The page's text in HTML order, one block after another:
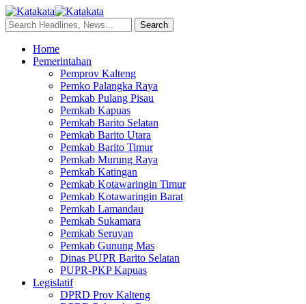
Home
Pemerintahan
Pemprov Kalteng
Pemko Palangka Raya
Pemkab Pulang Pisau
Pemkab Kapuas
Pemkab Barito Selatan
Pemkab Barito Utara
Pemkab Barito Timur
Pemkab Murung Raya
Pemkab Katingan
Pemkab Kotawaringin Timur
Pemkab Kotawaringin Barat
Pemkab Lamandau
Pemkab Sukamara
Pemkab Seruyan
Pemkab Gunung Mas
Dinas PUPR Barito Selatan
PUPR-PKP Kapuas
Legislatif
DPRD Prov Kalteng